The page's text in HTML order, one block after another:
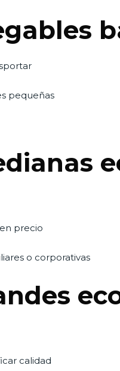
pequeñas
precio
o corporativas
calidad